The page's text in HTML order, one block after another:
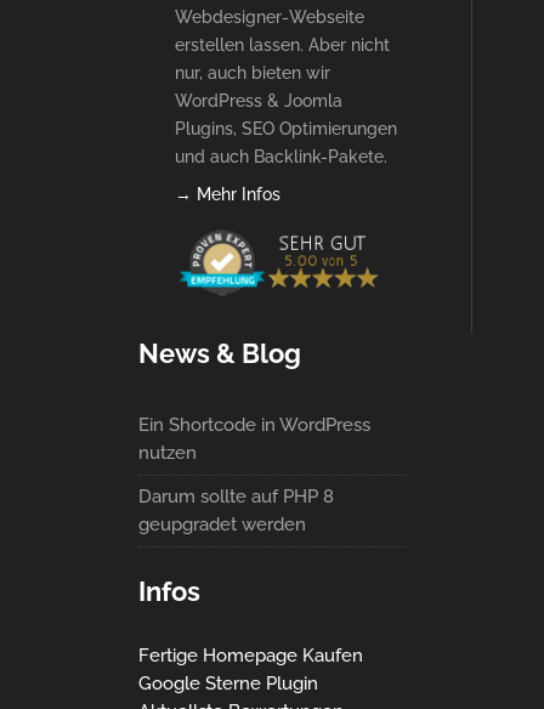
Webdesigner-Webseite
erstellen lassen. Aber nicht
nur, auch bieten wir
WordPress & Joomla
Plugins, SEO Optimierungen
und auch Backlink-Pakete.
→ Mehr Infos
News & Blog
Ein Shortcode in WordPress
nutzen
Darum sollte auf PHP 8
geupgradet werden
Infos
Fertige Homepage Kaufen
Google Sterne Plugin